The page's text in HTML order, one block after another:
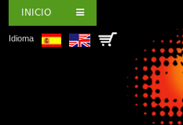
INICIO
Idioma